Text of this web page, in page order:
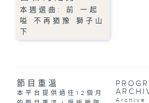
本週選曲: 前 一起
嗌 不再猶豫 獅子山
下
節目重溫
本平台提供過往12個月
Archive